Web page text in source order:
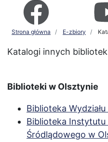
Strona główna E-zbiory
Katalogi innych bibliotek
Biblioteki w Olsztynie
Biblioteka
Biblioteka Instytutu
Śródlądowego w